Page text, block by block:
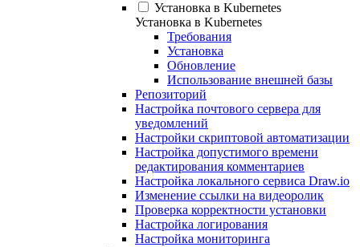
Установка в Kubernetes
Установка в Kubernetes
Требования
Установка
Обновление
Использование внешней базы
Репозиторий
Настройка почтового сервера для
уведомлений
Настройки скриптовой автоматизации
Настройка допустимого времени
редактирования комментариев
Настройка локального сервиса Draw.io
Изменение ссылки на видеоролик
Проверка корректности установки
Настройка логирования
Настройка мониторинга